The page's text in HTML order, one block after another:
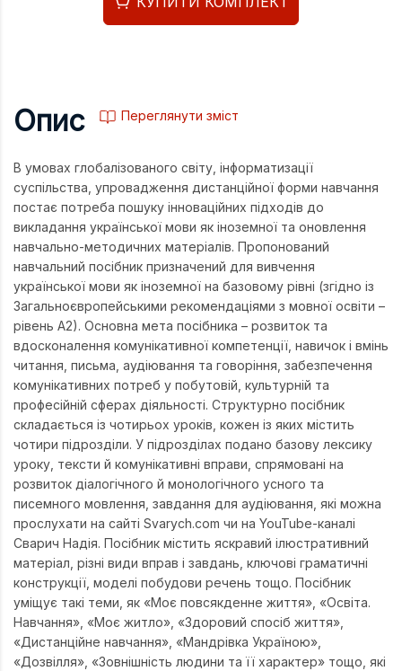
Опис Переглянути зміст
В умовах глобалізованого світу, інформатизації
суспільства, упровадження дистанційної форми навчання
постає потреба пошуку інноваційних підходів до
викладання української мови як іноземної та оновлення
навчально-методичних матеріалів. Пропонований
навчальний посібник призначений для вивчення
української мови як іноземної на базовому рівні (згідно із
Загальноєвропейськими рекомендаціями з мовної освіти –
рівень А2). Основна мета посібника – розвиток та
вдосконалення комунікативної компетенції, навичок і вмінь
читання, письма, аудіювання та говоріння, забезпечення
комунікативних потреб у побутовій, культурній та
професійній сферах діяльності. Структурно посібник
складається із чотирьох уроків, кожен із яких містить
чотири підрозділи. У підрозділах подано базову лексику
уроку, тексти й комунікативні вправи, спрямовані на
розвиток діалогічного й монологічного усного та
писемного мовлення, завдання для аудіювання, які можна
прослухати на сайті Svarych.com чи на YouTube-каналі
Сварич Надія. Посібник містить яскравий ілюстративний
матеріал, різні види вправ і завдань, ключові граматичні
конструкції, моделі побудови речень тощо. Посібник
уміщує такі теми, як «Моє повсякденне життя», «Освіта.
Навчання», «Моє житло», «Здоровий спосіб життя»,
«Дистанційне навчання», «Мандрівка Україною»,
«Дозвілля», «Зовнішність людини та її характер» тощо, які